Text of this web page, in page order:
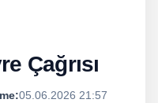
Çağrısı
05.06.2026 21:57